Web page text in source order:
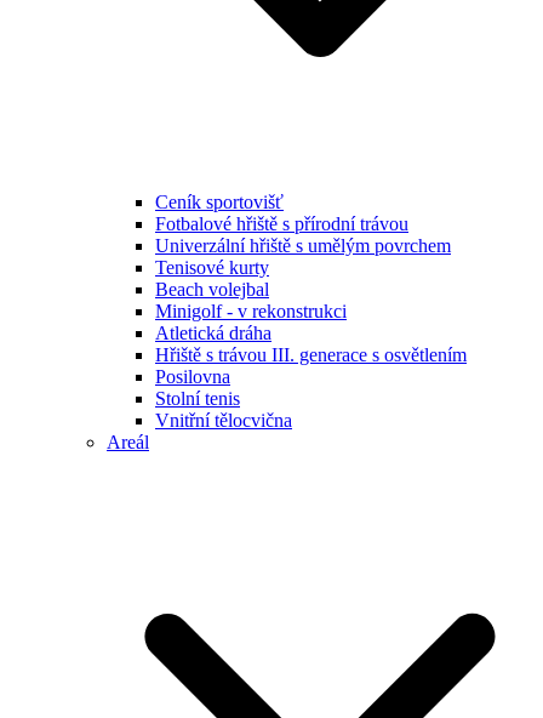
Ceník sportovišť
Fotbalové hřiště s přírodní trávou
Univerzální hřiště s umělým povrchem
Tenisové kurty
Beach volejbal
Minigolf - v rekonstrukci
Atletická dráha
Hřiště s trávou III. generace s osvětlením
Posilovna
Stolní tenis
Vnitřní tělocvična
Areál